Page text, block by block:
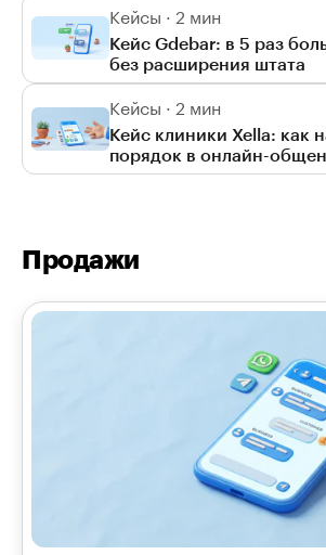
Кейсы · 2 мин
Кейс Gdebar: в 5 раз
без расширения штата
Кейсы · 2 мин
Кейс клиники Xella: как
порядок в онлайн-
клиентами
Продажи